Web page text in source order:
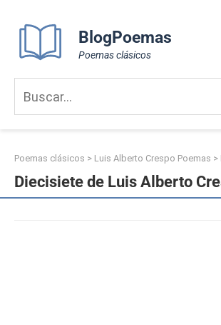
content
BlogPoemas
Poemas clásicos
Poemas clásicos > Luis Alberto Crespo Poemas >
Diecisiete de Luis Alberto